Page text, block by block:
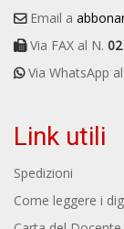
Email a
Via FAX al N.
Via WhatsApp
Link utili
Spedizioni
Come leggere i